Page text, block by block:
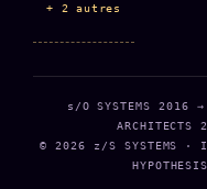
+ 2 autres
s/O SYSTEMS 2016 →
ARCHITECTS
© 2026 z/S SYSTEMS